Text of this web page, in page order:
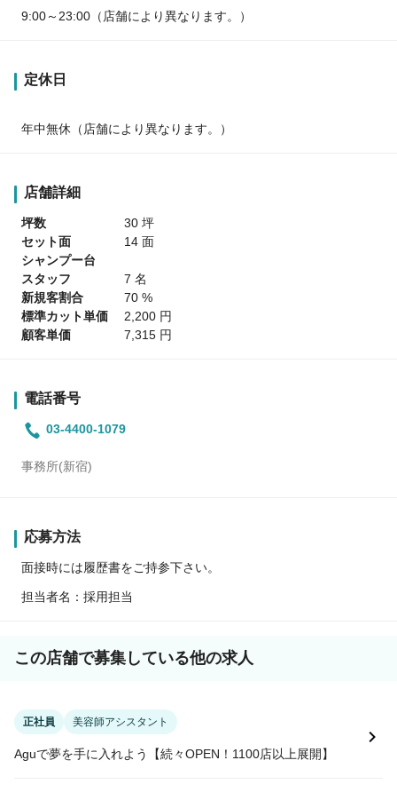
9:00～23:00（店舗により異なります。）
定休日
年中無休（店舗により異なります。）
店舗詳細
坪数
30 坪
セット面
14 面
シャンプー台
スタッフ
7 名
新規客割合
70 %
標準カット単価
2,200 円
顧客単価
7,315 円
電話番号
03-4400-1079
事務所(新宿)
応募方法
面接時には履歴書をご持参下さい。
担当者名：採用担当
この店舗で募集している他の求人
正社員 美容師アシスタント
Aguで夢を手に入れよう【続々OPEN！1100店以上展開】